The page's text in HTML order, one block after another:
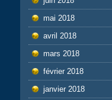
mai 2018
avril 2018
mars 2018
février 2018
janvier 2018